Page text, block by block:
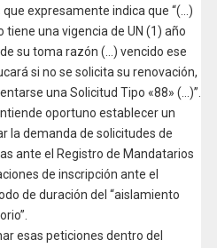
que expresamente indica que “(…)
tiene una vigencia de UN (1) año
su toma razón (…) vencido ese
si no se solicita su renovación,
una Solicitud Tipo «88» (…)”.
oportuno establecer un
la demanda de solicitudes de
ante el Registro de Mandatarios
de inscripción ante el
de duración del “aislamiento
esas peticiones dentro del